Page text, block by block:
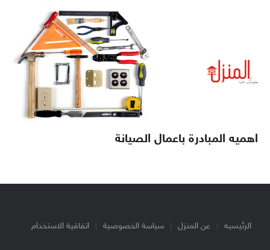
اهميه المبادرة باعمال الصيانة
الرئيسيه عن المنزل سياسة الخصوصية اتفاقية الاستخدام